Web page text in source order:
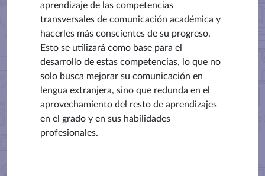
aprendizaje de las competencias
transversales de comunicación académica y
hacerles más conscientes de su progreso.
Esto se utilizará como base para el
desarrollo de estas competencias, lo que no
solo busca mejorar su comunicación en
lengua extranjera, sino que redunda en el
aprovechamiento del resto de aprendizajes
en el grado y en sus habilidades
profesionales.